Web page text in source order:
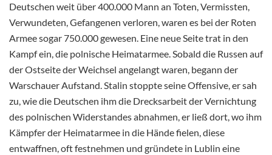
Deutschen weit über 400.000 Mann an Toten, Vermissten,
Verwundeten, Gefangenen verloren, waren es bei der Roten
Armee sogar 750.000 gewesen. Eine neue Seite trat in den
Kampf ein, die polnische Heimatarmee. Sobald die Russen auf
der Ostseite der Weichsel angelangt waren, begann der
Warschauer Aufstand. Stalin stoppte seine Offensive, er sah
zu, wie die Deutschen ihm die Drecksarbeit der Vernichtung
des polnischen Widerstandes abnahmen, er ließ dort, wo ihm
Kämpfer der Heimatarmee in die Hände fielen, diese
entwaffnen, oft festnehmen und gründete in Lublin eine